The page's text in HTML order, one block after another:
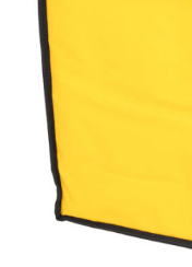
北海道・沖縄のお客様には一部
部除外品があります。